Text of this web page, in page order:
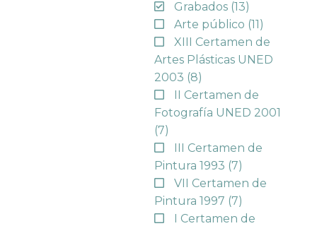
Grabados (13)
Arte público (11)
XIII Certamen de
Artes Plásticas UNED
2003 (8)
II Certamen de
Fotografía UNED 2001
(7)
III Certamen de
Pintura 1993 (7)
VII Certamen de
Pintura 1997 (7)
I Certamen de